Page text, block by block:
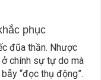
phục
đũa thần. Nhược
chính sự tự do mà
“đọc thụ động”.